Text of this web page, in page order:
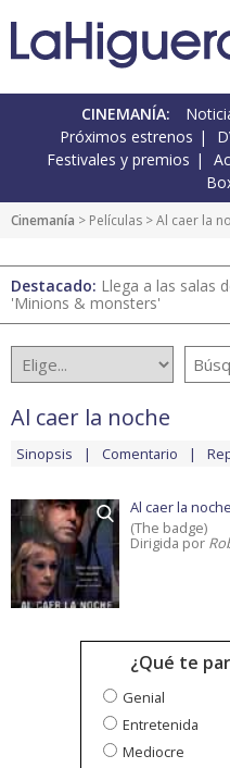
CINEMANÍA:
Próximos estrenos
Festivales y premios
Cinemanía > Películas >Al caer la
Destacado: Llega a las salas
'Minions & monsters'
Al caer la noche
Sinopsis Comentario
Al caer la noche
(The badge)
Dirigida por
¿Qué te
Genial
Entretenida
Mediocre